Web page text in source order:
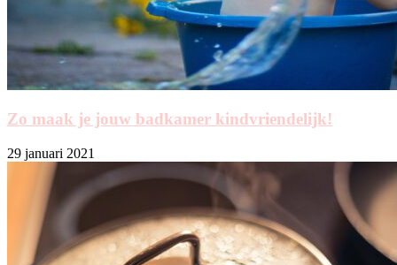
Zo maak je jouw badkamer kindvriendelijk!
29 januari 2021